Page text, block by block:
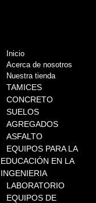
Inicio
Acerca de nosotros
Nuestra tienda
TAMICES
CONCRETO
SUELOS
AGREGADOS
ASFALTO
EQUIPOS PARA LA
EDUCACIÓN EN LA
INGENIERIA
LABORATORIO
EQUIPOS DE